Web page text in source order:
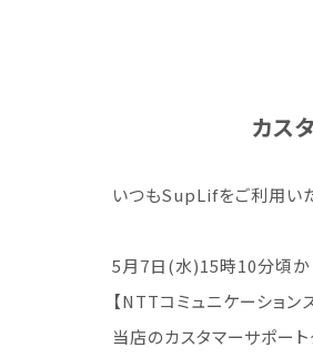
カス
いつもSupLifをご利用い
5月7日(水)15時10分頃か
【NTTコミュニケーション
当店のカスタマーサポー